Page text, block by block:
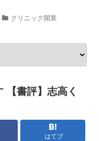
クリニック開業
【書評】志高く
はてブ